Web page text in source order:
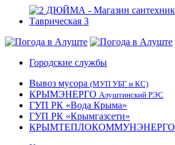
Городские службы
Вывоз мусора (МУП УБГ и КС)
КРЫМЭНЕРГО Алуштинский РЭС
ГУП РК «Вода Крыма»
ГУП РК «Крымгазсети»
КРЫМТЕПЛОКОММУНЭНЕРГО